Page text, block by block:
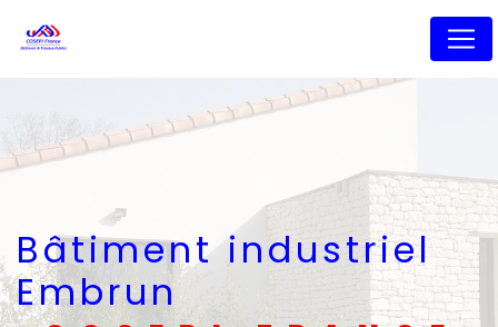
Bâtiment industriel
Embrun